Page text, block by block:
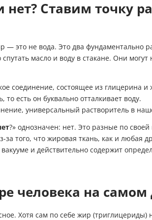
Ставим точку
— это не вода. Это два фундаментально
масло и воду в стакане. Они могут
соединение, состоящее из глицерина и
есть он буквально отталкивает воду.
универсальный растворитель в
?» однозначен: нет. Это разные по
того, что жировая ткань, как и любая
и действительно содержит
человека на самом
Хотя сам по себе жир (триглицериды)